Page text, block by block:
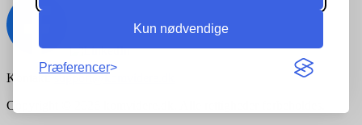
Kun nødvendige
Præferencer
Kontakt:support@komvidere.dk
Copyright © 2026 komvidere.dk. Alle rettigheder forbeholdes.